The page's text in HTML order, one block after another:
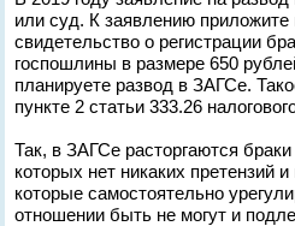
или суд. К заявлению приложите
свидетельство о регистрации
госпошлины в размере 650
планируете развод в ЗАГСе.
пункте 2 статьи 333.26
Так, в ЗАГСе расторгаются
которых нет никаких претензий и
которые самостоятельно
отношении быть не могут и